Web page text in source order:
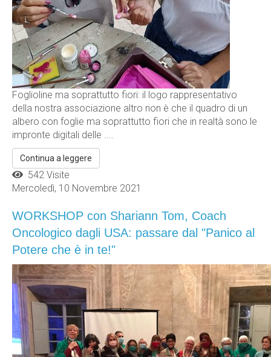
Foglioline ma soprattutto fiori: il logo rappresentativo
della nostra associazione altro non è che il quadro di un
albero con foglie ma soprattutto fiori che in realtà sono le
impronte digitali delle ....
Continua a leggere
542 Visite
Mercoledì, 10 Novembre 2021
WORKSHOP con Shariann Tom, Coach
Oncologico dagli USA: passare dal "Panico al
Potere che è in te!"